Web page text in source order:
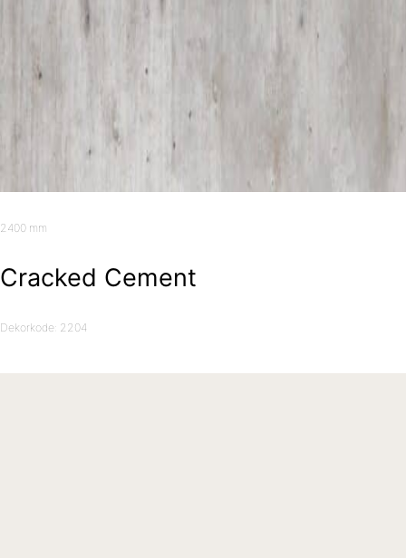
2400 mm
Cracked Cement
Dekorkode: 2204